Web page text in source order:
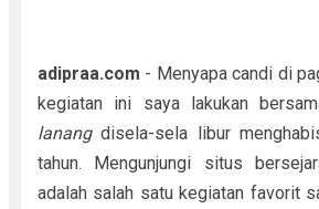
adipraa.com - Menyapa candi di
kegiatan ini saya lakukan
lanangdisela-sela libur
tahun. Mengunjungi situs
adalah salah satu kegiatan favorit